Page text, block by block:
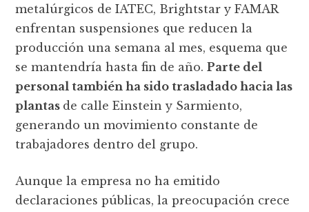
metalúrgicos de IATEC, Brightstar y FAMAR
enfrentan suspensiones que reducen la
producción una semana al mes, esquema que
se mantendría hasta fin de año.Parte del
personal también ha sido trasladado hacia las
plantas de calle Einstein y Sarmiento,
generando un movimiento constante de
trabajadores dentro del grupo.
Aunque la empresa no ha emitido
declaraciones públicas, la preocupación crece